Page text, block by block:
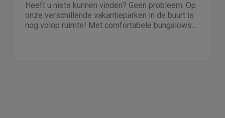
Heeft u niets kunnen vinden? Geen probleem. Op
onze verschillende vakantieparken in de buurt is
nog volop ruimte! Met comfortabele bungalows